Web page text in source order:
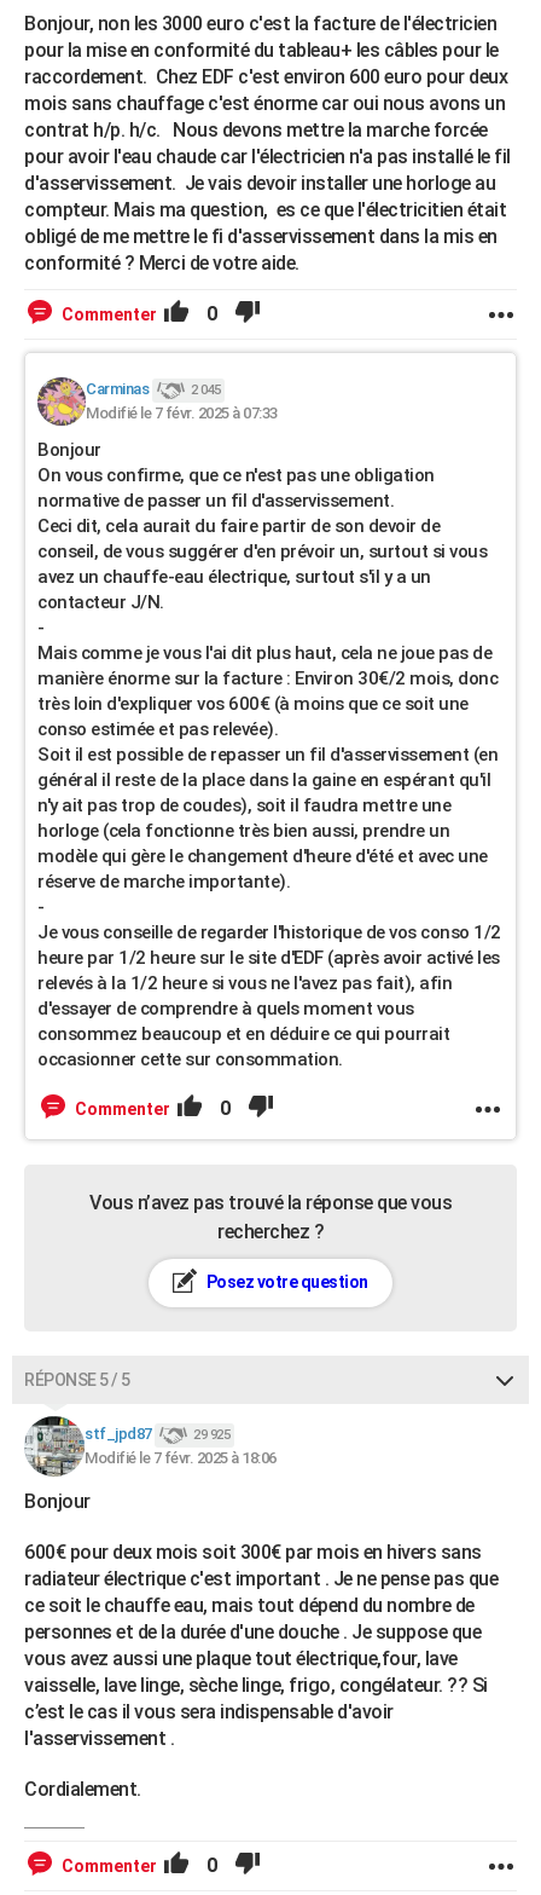
Bonjour, non les 3000 euro c'est la facture de l'électricien
pour la mise en conformité du tableau+ les câbles pour le
raccordement. Chez EDF c'est environ 600 euro pour deux
mois sans chauffage c'est énorme car oui nous avons un
contrat h/p. h/c. Nous devons mettre la marche forcée
pour avoir l'eau chaude car l'électricien n'a pas installé le fil
d'asservissement. Je vais devoir installer une horloge au
compteur. Mais ma question, es ce que l'électricitien était
obligé de me mettre le fi d'asservissement dans la mis en
conformité ? Merci de votre aide.
Commenter 0
Carminas 2 045
Modifié le 7 févr. 2025 à 07:33
Bonjour
On vous confirme, que ce n'est pas une obligation
normative de passer un fil d'asservissement.
Ceci dit, cela aurait du faire partir de son devoir de
conseil, de vous suggérer d'en prévoir un, surtout si vous
avez un chauffe-eau électrique, surtout s'il y a un
contacteur J/N.
-
Mais comme je vous l'ai dit plus haut, cela ne joue pas de
manière énorme sur la facture : Environ 30€/2 mois, donc
très loin d'expliquer vos 600€ (à moins que ce soit une
conso estimée et pas relevée).
Soit il est possible de repasser un fil d'asservissement (en
général il reste de la place dans la gaine en espérant qu'il
n'y ait pas trop de coudes), soit il faudra mettre une
horloge (cela fonctionne très bien aussi, prendre un
modèle qui gère le changement d'heure d'été et avec une
réserve de marche importante).
-
Je vous conseille de regarder l'historique de vos conso 1/2
heure par 1/2 heure sur le site d'EDF (après avoir activé les
relevés à la 1/2 heure si vous ne l'avez pas fait), afin
d'essayer de comprendre à quels moment vous
consommez beaucoup et en déduire ce qui pourrait
occasionner cette sur consommation.
Commenter 0
Vous n’avez pas trouvé la réponse que vous
recherchez ?
Posez votre question
RÉPONSE 5 / 5
stf_jpd87 29 925
Modifié le 7 févr. 2025 à 18:06
Bonjour
600€ pour deux mois soit 300€ par mois en hivers sans
radiateur électrique c'est important . Je ne pense pas que
ce soit le chauffe eau, mais tout dépend du nombre de
personnes et de la durée d'une douche . Je suppose que
vous avez aussi une plaque tout électrique,four, lave
vaisselle, lave linge, sèche linge, frigo, congélateur. ?? Si
c’est le cas il vous sera indispensable d'avoir
l'asservissement .
Cordialement.
Commenter 0